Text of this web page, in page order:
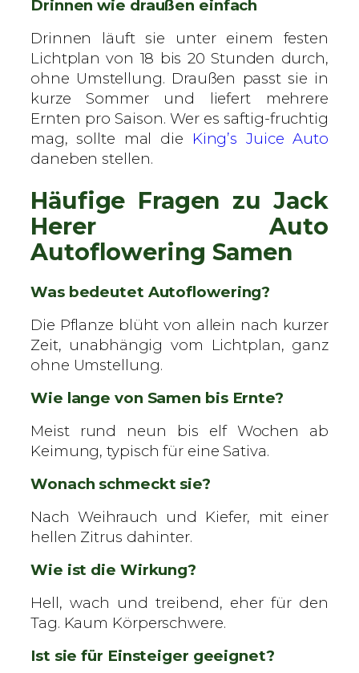
Drinnen wie draußen einfach
Drinnen läuft sie unter einem festen
Lichtplan von 18 bis 20 Stunden durch,
ohne Umstellung. Draußen passt sie in
kurze Sommer und liefert mehrere
Ernten pro Saison. Wer es saftig-fruchtig
mag, sollte mal die King’s Juice Auto
daneben stellen.
Häufige Fragen zu Jack
Herer Auto
Autoflowering Samen
Was bedeutet Autoflowering?
Die Pflanze blüht von allein nach kurzer
Zeit, unabhängig vom Lichtplan, ganz
ohne Umstellung.
Wie lange von Samen bis Ernte?
Meist rund neun bis elf Wochen ab
Keimung, typisch für eine Sativa.
Wonach schmeckt sie?
Nach Weihrauch und Kiefer, mit einer
hellen Zitrus dahinter.
Wie ist die Wirkung?
Hell, wach und treibend, eher für den
Tag. Kaum Körperschwere.
Ist sie für Einsteiger geeignet?